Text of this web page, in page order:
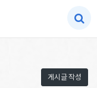
게시글 작성